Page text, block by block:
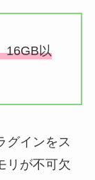
16GB以
グインをス
リが不可欠